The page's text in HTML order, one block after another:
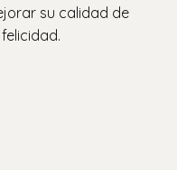
su calidad de